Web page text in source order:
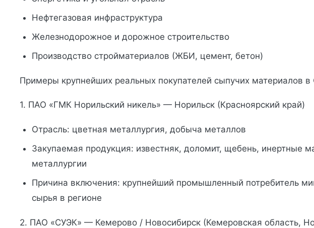
Нефтегазовая инфраструктура
Железнодорожное и дорожное строительство
Производство стройматериалов (ЖБИ, цемент, бетон)
Примеры крупнейших реальных покупателей сыпучих материалов
1. ПАО «ГМК Норильский никель» — Норильск (Красноярский край)
Отрасль: цветная металлургия, добыча металлов
Закупаемая продукция: известняк, доломит, щебень, инертные
металлургии
Причина включения: крупнейший промышленный потребитель
сырья в регионе
2. ПАО «СУЭК» — Кемерово / Новосибирск (Кемеровская область,